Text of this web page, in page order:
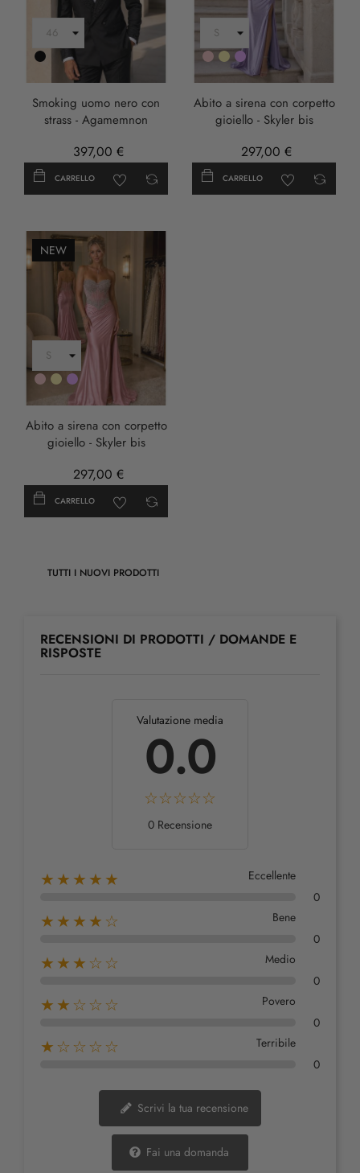
Nero
Smoking uomo nero con
strass - Agamemnon
397,00 €
CARRELLO
RosaOroLILLA
Abito a sirena con corpetto
gioiello - Skyler bis
297,00 €
CARRELLO
NEW
RosaOroLILLA
Abito a sirena con corpetto
gioiello - Skyler bis
297,00 €
CARRELLO
TUTTI I NUOVI PRODOTTI
RECENSIONI DI PRODOTTI / DOMANDE E
RISPOSTE
Valutazione media
0.0
0 Recensione
★★★★★
Eccellente
0
★★★★☆
Bene
0
★★★☆☆
Medio
0
★★☆☆☆
Povero
0
★☆☆☆☆
Terribile
0
Scrivi la tua recensione
Fai una domanda